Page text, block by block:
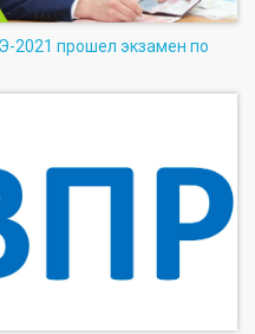
2021 прошел экзамен по